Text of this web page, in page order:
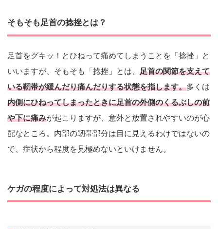
そもそも足首の捻挫とは？
足首をグキッ！とひねって痛めてしまうことを「捻挫」と
いいますが、そもそも「捻挫」とは、 足首の関節を支えて
いる靭帯が緩んだり痛んだりする状態を指します。多くは
内側にひねってしまったときに足首の外側のくるぶしの前
や下に痛みが起こりますが、意外と放置されやすいのが心
配なところ。内部の靭帯部分は目に見えるわけではないの
で、症状から程度を見極めないといけません。
ケガの程度によって対処法は異なる